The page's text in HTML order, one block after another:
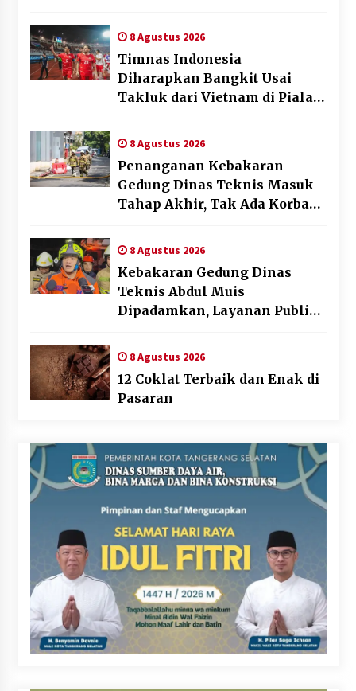
8 Agustus 2026
Timnas Indonesia
Diharapkan Bangkit Usai
Takluk dari Vietnam di Piala
8 Agustus 2026
Penanganan Kebakaran
Gedung Dinas Teknis Masuk
Tahap Akhir, Tak Ada Korban
8 Agustus 2026
Kebakaran Gedung Dinas
Teknis Abdul Muis
Dipadamkan, Layanan Publik
8 Agustus 2026
12 Coklat Terbaik dan Enak di
Pasaran